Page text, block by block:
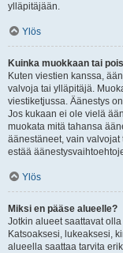
ylläpitäjään.
Ylös
Kuinka muokkaan tai
Kuten viestien kanssa,
valvoja tai ylläpitäjä.
viestiketjussa. Äänestys
Jos kukaan ei ole vielä
muokata mitä tahansa
äänestäneet, vain
estää
Ylös
Miksi en pääse alueelle?
Jotkin alueet saattavat
Katsoaksesi, lukeaksesi,
alueella saattaa tarvita